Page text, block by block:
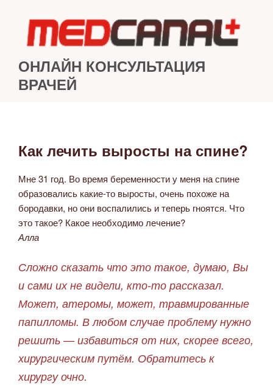
содержимому
ОНЛАЙН КОНСУЛЬТАЦИЯ
ВРАЧЕЙ
ОПУБЛИКОВАНО
Как лечить выросты на спине?
Мне 31 год. Во время беременности у меня на спине
образовались какие-то выросты, очень похоже на
бородавки, но они воспалились и теперь гноятся. Что
это такое? Какое необходимо лечение?
Алла
Сложно сказать что это такое, думаю, Вы
и сами их не видели, кто-то рассказал.
Может, атеромы, может, травмированные
папилломы. В любом случае проблему нужно
решить — избавиться от них, скорее всего,
хирургическим путём. Обратитесь к
хирургу очно.